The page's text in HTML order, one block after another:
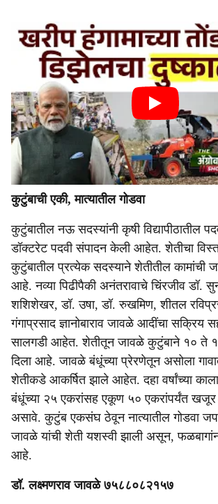
कुटुंबाची एकी, मात्यातील गोडवा
कुटुंबातील नऊ सदस्यांनी कृषी विद्यापीठातील
डॉक्टरेट पदवी संपादन केली आहेत. शेतीचा
कुटुंबातील प्रत्येक सदस्याने शेतीतील कामांची
आहे. नव्या पिढीपैकी अनंतरावाचे चिंरजीव डॉ.
शशिशेखर, डॉ. उषा, डॉ. रुखमिण, शीतल
गंगाप्रसाद ज्ञानोबाराव जावळे आदींचा सक्रिय
सालगडी आहेत. शेतीतून जावळे कुटुंबाने १० ते
दिला आहे. जावळे बंधूंच्या प्रेरणेतून असोला
शेतीकडे आकर्षित झाले आहेत. दहा वर्षांच्या
बंधूंच्या २५ एकरांसह एकूण ५० एकरांपर्यंत खजूर
असावे. कुटुंब एकसंघ ठेवून नात्यातील गोडवा
जावळे यांची शेती यशस्वी झाली असून,
आहे.
डॉ. लक्ष्मणराव जावळे ७५८८०८२१५७